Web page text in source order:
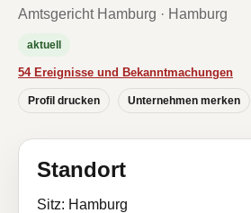
Amtsgericht Hamburg · Hamburg
aktuell
54 Ereignisse und Bekanntmachungen
Profil drucken Unternehmen merken
Standort
Sitz: Hamburg